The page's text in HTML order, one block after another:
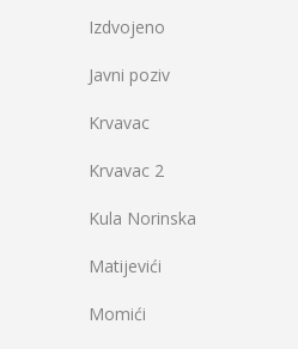
Izdvojeno
Javni poziv
Krvavac
Krvavac 2
Kula Norinska
Matijevići
Momići